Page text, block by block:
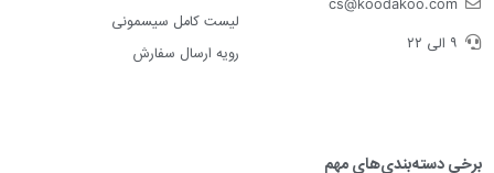
cs@koodakoo.com
۹ الی ۲۲
لیست کامل سیسمونی
رویه ارسال سفارش
برخی دسته‌بندی‌های مهم